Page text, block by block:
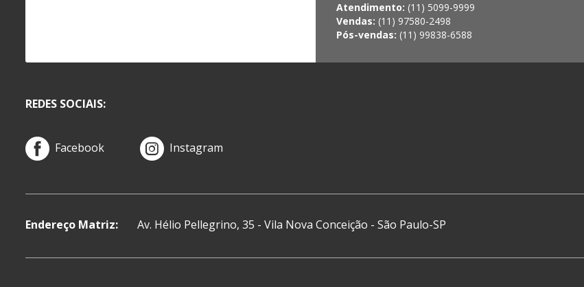
Atendimento: (11) 5099-9999
Vendas: (11) 97580-2498
Pós-vendas: (11) 99838-6588
REDES SOCIAIS:
Facebook Instagram
Endereço Matriz: Av. Hélio Pellegrino, 35 - Vila Nova Conceição - São Paulo-SP